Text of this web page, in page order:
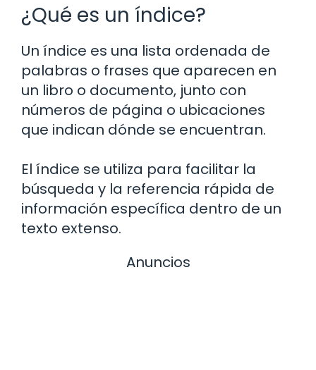
¿Qué es un índice?
Un índice es una lista ordenada de
palabras o frases que aparecen en
un libro o documento, junto con
números de página o ubicaciones
que indican dónde se encuentran.
El índice se utiliza para facilitar la
búsqueda y la referencia rápida de
información específica dentro de un
texto extenso.
Anuncios